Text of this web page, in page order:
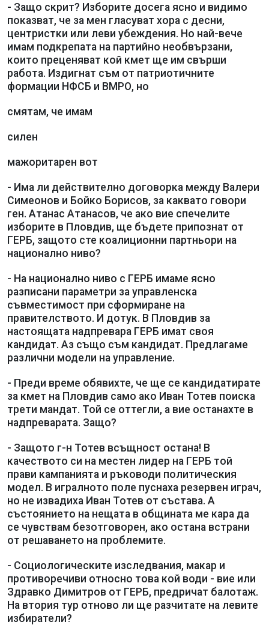
- Защо скрит? Изборите досега ясно и видимо
показват, че за мен гласуват хора с десни,
центристки или леви убеждения. Но най-вече
имам подкрепата на партийно необвързани,
които преценяват кой кмет ще им свърши
работа. Издигнат съм от патриотичните
формации НФСБ и ВМРО, но
смятам, че имам
силен
мажоритарен вот
- Има ли действително договорка между Валери
Симеонов и Бойко Борисов, за каквато говори
ген. Атанас Атанасов, че ако вие спечелите
изборите в Пловдив, ще бъдете припознат от
ГЕРБ, защото сте коалиционни партньори на
национално ниво?
- На национално ниво с ГЕРБ имаме ясно
разписани параметри за управленска
съвместимост при сформиране на
правителството. И дотук. В Пловдив за
настоящата надпревара ГЕРБ имат своя
кандидат. Аз също съм кандидат. Предлагаме
различни модели на управление.
- Преди време обявихте, че ще се кандидатирате
за кмет на Пловдив само ако Иван Тотев поиска
трети мандат. Той се оттегли, а вие останахте в
надпреварата. Защо?
- Защото г-н Тотев всъщност остана! В
качеството си на местен лидер на ГЕРБ той
прави кампанията и ръководи политическия
модел. В игралното поле пуснаха резервен играч,
но не извадиха Иван Тотев от състава. А
състоянието на нещата в общината ме кара да
се чувствам безотговорен, ако остана встрани
от решаването на проблемите.
- Социологическите изследвания, макар и
противоречиви относно това кой води - вие или
Здравко Димитров от ГЕРБ, предричат балотаж.
На втория тур отново ли ще разчитате на левите
избиратели?